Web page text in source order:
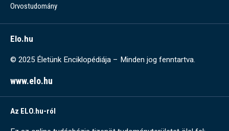
Orvostudomány
Elo.hu
© 2025 Életünk Enciklopédiája – Minden jog fenntartva.
www.elo.hu
Az ELO.hu-ról